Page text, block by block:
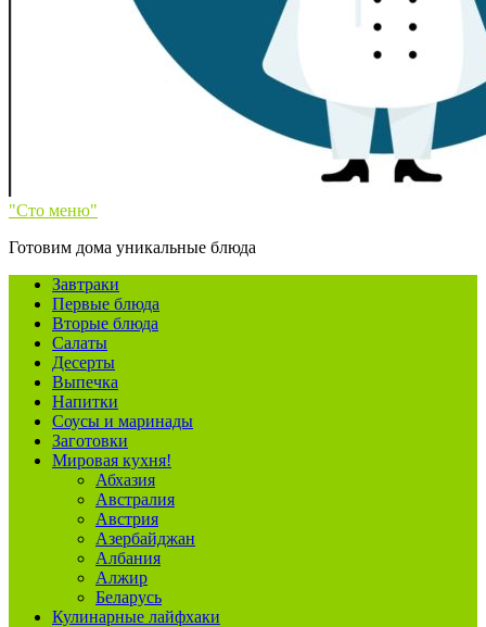
"Сто меню"
Готовим дома уникальные блюда
Завтраки
Первые блюда
Вторые блюда
Салаты
Десерты
Выпечка
Напитки
Соусы и маринады
Заготовки
Мировая кухня!
Абхазия
Австралия
Австрия
Азербайджан
Албания
Алжир
Беларусь
Кулинарные лайфхаки